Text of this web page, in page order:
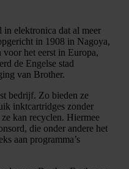
in elektronica dat al meer
in 1908 in Nagoya,
het eerst in Europa,
de Engelse stad
van Brother.
bedrijf. Zo bieden ze
inktcartridges zonder
kan recyclen. Hiermee
die onder andere het
aan programma’s